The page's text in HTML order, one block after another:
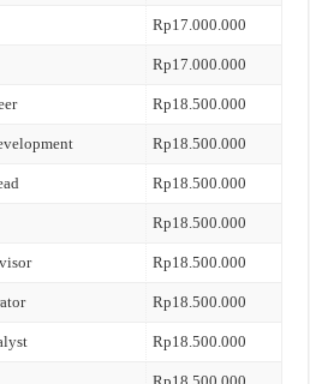
Rp17.000.000
Rp17.000.000
Rp18.500.000
Rp18.500.000
Rp18.500.000
Rp18.500.000
Rp18.500.000
Rp18.500.000
Rp18.500.000